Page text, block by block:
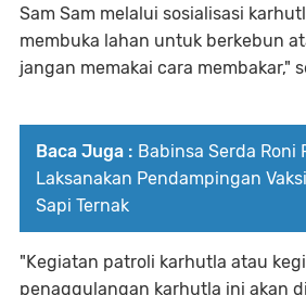
Sam Sam melalui sosialisasi
membuka lahan untuk berkebun
jangan memakai cara membakar,"
Baca Juga : Babinsa Serda Roni
Laksanakan Pendampingan
Sapi Ternak
"Kegiatan patroli karhutla atau
penaggulangan karhutla ini akan